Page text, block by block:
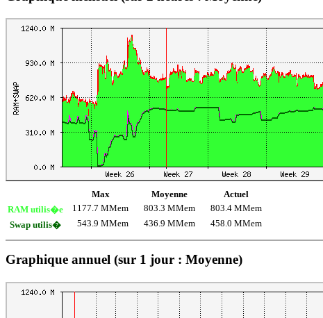
Max Moyenne
Actuel
RAM utilis�e
1177.7 MMem 803.3 MMem
803.4 MMem
Swap utilis�
543.9 MMem 436.9 MMem 458.0 MMem
Graphique annuel (sur 1 jour : Moyenne)